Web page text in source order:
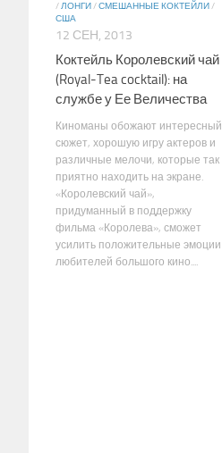
/ЛОНГИ/СМЕШАННЫЕ КОКТЕЙЛИ/
США
12 СЕН, 2013
Коктейль Королевский чай
(Royal-Tea cocktail): на
службе у Ее Величества
Киноманы обожают интересный
сюжет, хорошую игру актеров и
различные мелочи, которые так
приятно находить на экране.
«Королевский чай»,
придуманный в поддержку
фильма «Королева», сможет
усилить положительные эмоции
любителей большого кино....